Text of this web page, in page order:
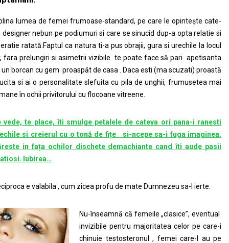
lumea de femei frumoase-standard, pe care le opintește cate-
designer nebun pe podiumuri si care se sinucid dup-a opta relatie si
ratată.Faptul ca natura ti-a pus obrajii, gura si urechile la locul
fara prelungiri si asimetrii vizibile te poate face să pari apetisanta
un borcan cu gem proaspăt de casa . Daca esti (ma scuzati) proastă
si ai o personalitate slefuita cu pila de unghii, frumusetea mai
în ochii privitorului cu flocoane vitreene.
vede, te place, îti smulge petalele de cateva ori pana-i ranesti
si creierul cu o tonă de fițe si-ncepe sa-i fuga imaginea.
in fața ochilor dischete demachiante cand îti aude pasii
Iubirea…
e valabila , cum zicea profu de mate Dumnezeu sa-l ierte.
Nu-înseamnă că femeile „clasice”, eventual
invizibile pentru majoritatea celor pe care-i
chinuie testosteronul , femei care-l au pe